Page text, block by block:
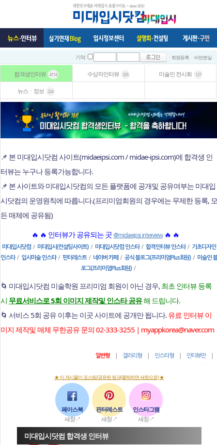
기억 ㆍ회원등록 ㆍ비번분실
합격생인터뷰 4114 수상자인터뷰 325 미술인 전시회 127
뉴스ㆍ정보 224
📌 본 미대입시닷컴 사이트(midaeipsi.com / midae-ipsi.com)에 합격생 인
터뷰는 누구나 등록가능합니다.
📌 본 사이트와 미대입시닷컴의 모든 플랫폼에 공개및 공유여부는 미대입
시닷컴의 운영원칙에 따릅니다.(프리미엄회원의 경우에는 무제한 등록, 모
든 매체에 공유됨)
🔥 🔥 인터뷰가 공유되는 곳 @midaeipsi.interview🔥 🔥
미대입시닷컴 / 미대입시(컨설팅사이트) / 미대입시닷컴 인스타/ 합격인터뷰 인스타/ 기초디자인
인스타/ 입시미술 인스타/ 핀터레스트/ 네이버 카페 / 공식 블로그(프리미엄Plus회원) / 미술인 블
로그(프리미엄Plus회원) /
🌀 미대입시닷컴 미술학원 프리미엄 회원이 아닌 경우, 최초 인터뷰 등록
시 무료서비스로 5회 이미지 제작및 인스타 공유해 드립니다.
🌀 서비스 5회 공유 이후는 이곳 사이트에 공개만 됩니다. 유료 인터뷰 이
미지 제작및 매체 무한공유 문의 02-333-3255 | myappkorea@naver.com
일반형 | 갤러리형 | 인스타형 | 인터뷰만|
★ 이 게시물이 포스팅/공유된 링크(클릭하면 새창으로) ★
페이스북
새창↗
핀터레스트
새창↗
인스타그램
새창↗
미대입시닷컴 합격생 인터뷰